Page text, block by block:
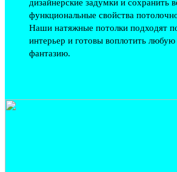
дизайнерские задумки и сохранить
функциональные свойства
Наши натяжные потолки подходят
интерьер и готовы воплотить
фантазию.